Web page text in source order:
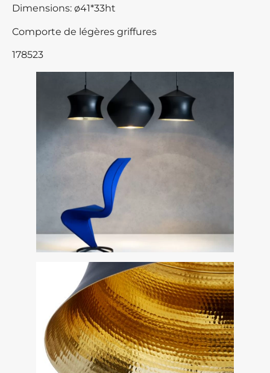
Dimensions: ø41*33ht
Comporte de légères griffures
178523